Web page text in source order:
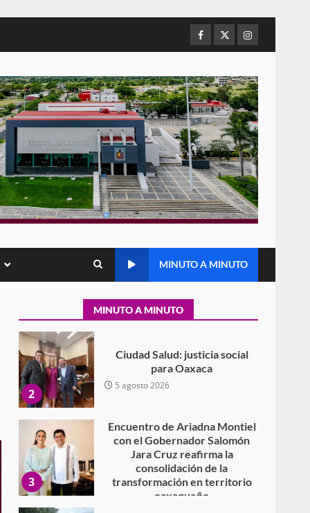
Facebook
TwitterInstagram
MINUTO A MINUTO
MINUTO A MINUTO
animal tras denuncia ciudadana
6
Detienen a Ernesto Ruffo en
Baja California; FGR lo investiga
por presuntos delitos de
delincuencia organizada y
contrabando
16 julio 2026
7
Sin paso carretera Oaxaca-
Cuacnopalan
26 junio 2026
Exhorta Poder Legislativo al
IEEPO y al Iocied a realizar una
instalaciones de la Escuela
Secundaria General Moisés
5 agosto 2026
2
Ciudad Salud: justicia social
para Oaxaca
5 agosto 2026
3
Encuentro de Ariadna Montiel
con el Gobernador Salomón
Jara Cruz reafirma la
consolidación de la
transformación en territorio
oaxaqueño